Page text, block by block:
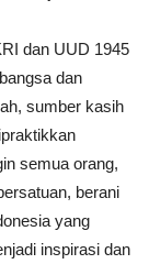
dan UUD 1945
dan
sumber kasih
semua orang,
berani
yang
inspirasi dan